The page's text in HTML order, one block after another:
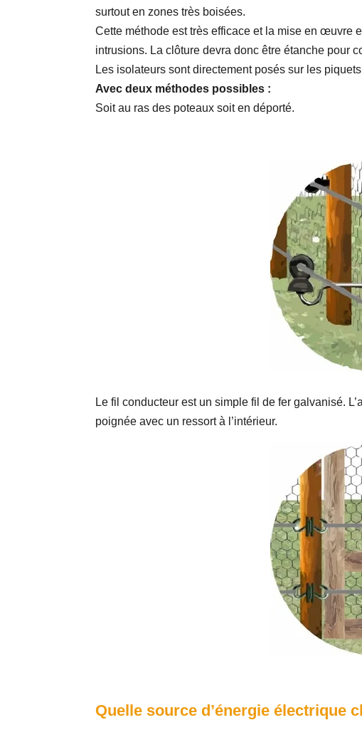
surtout en zones très boisées.
Cette méthode est très efficace et la mise en œuvre
intrusions. La clôture devra donc être étanche pour
Les isolateurs sont directement posés sur les piquets
Avec deux méthodes possibles :
Soit au ras des poteaux soit en déporté.
Le fil conducteur est un simple fil de fer galvanisé.
poignée avec un ressort à l’intérieur.
Quelle source d’énergie électrique